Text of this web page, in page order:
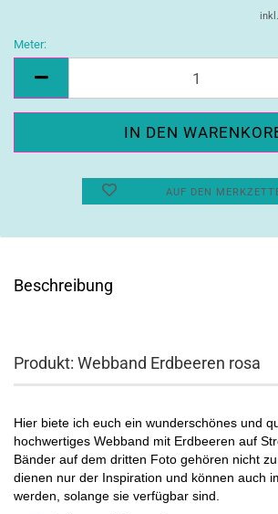
Meter:
AUF DEN
Beschreibung
Produkt: Webband Erdbeeren rosa
Hier biete ich euch ein wunderschönes und
hochwertiges Webband mit Erdbeeren auf
Bänder auf dem dritten Foto gehören nicht
dienen nur der Inspiration und können auch
werden, solange sie verfügbar sind.